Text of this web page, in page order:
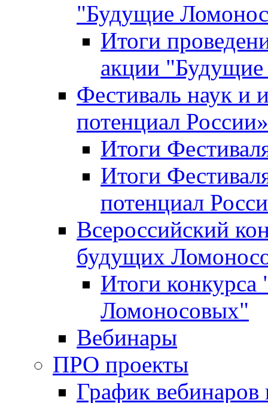
"Будущие
Итоги
акции
Фестиваль наук и
потенциал России»
Итоги
Итоги
потенциал
Всероссийский
будущих
Итоги
Ломоносовых"
Вебинары
ПРО проекты
График